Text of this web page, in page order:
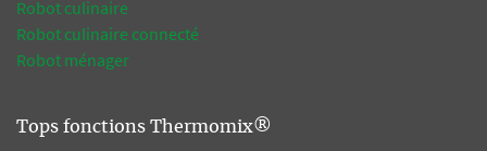
Robot culinaire
Robot culinaire connecté
Robot ménager
Tops fonctions Thermomix®